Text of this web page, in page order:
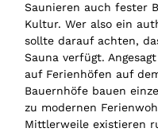
Saunieren auch fester
Kultur. Wer also ein
sollte darauf achten,
Sauna verfügt.
auf Ferienhöfen auf
Bauernhöfe bauen
zu modernen
Mittlerweile existieren